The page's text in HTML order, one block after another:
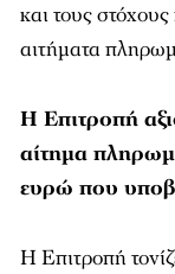
και τους στόχους
αιτήματα
Η Επιτροπή
αίτημα
ευρώ που
Η Επιτροπή